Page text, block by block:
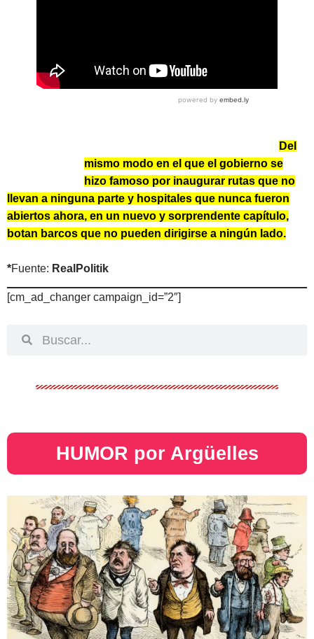
Del
mismo modo en el que el gobierno se
hizo famoso por inaugurar rutas que no
llevan a ninguna parte y hospitales que nunca fueron
abiertos ahora, en un nuevo y sorprendente capítulo,
botan barcos que no pueden dirigirse a ningún lado.
*Fuente: RealPolitik
[cm_ad_changer campaign_id=”2″]
HUMOR por Argüelles​